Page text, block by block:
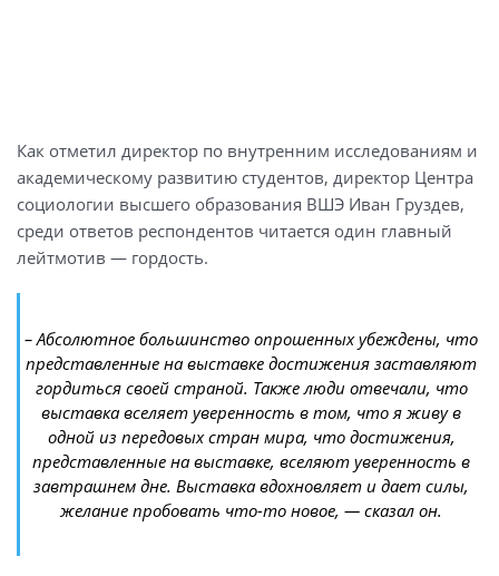
Как отметил директор по внутренним исследованиям и
академическому развитию студентов, директор Центра
социологии высшего образования ВШЭ Иван Груздев,
среди ответов респондентов читается один главный
лейтмотив — гордость.
– Абсолютное большинство опрошенных убеждены, что
представленные на выставке достижения заставляют
гордиться своей страной. Также люди отвечали, что
выставка вселяет уверенность в том, что я живу в
одной из передовых стран мира, что достижения,
представленные на выставке, вселяют уверенность в
завтрашнем дне. Выставка вдохновляет и дает силы,
желание пробовать что-то новое, — сказал он.